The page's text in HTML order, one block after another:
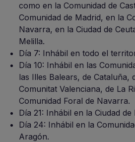
como en la Comunidad de
Comunidad de Madrid, en la
Navarra, en la Ciudad de
Melilla.
Día 7: Inhábil en todo el
Día 10: Inhábil en las
las Illes Balears, de Cataluña,
Comunitat Valenciana, de La
Comunidad Foral de Navarra.
Día 21: Inhábil en la Ciudad de
Día 24: Inhábil en la
Aragón.